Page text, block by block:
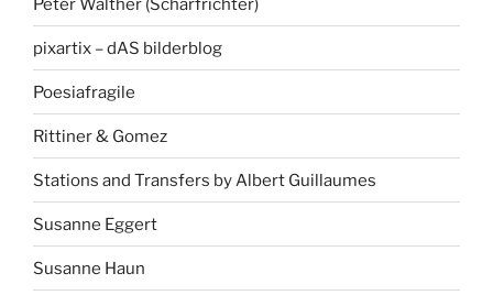
Peter Walther (Scharfrichter)
pixartix – dAS bilderblog
Poesiafragile
Rittiner & Gomez
Stations and Transfers by Albert Guillaumes
Susanne Eggert
Susanne Haun